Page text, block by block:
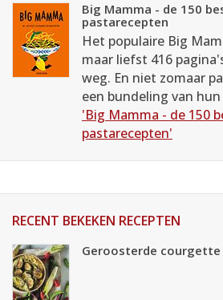
Big Mamma - de 150
pastarecepten
Het populaire Big
maar liefst 416
weg. En niet zomaar
een bundeling van
'Big Mamma - de 150
pastarecepten'
RECENT BEKEKEN RECEPTEN
Geroosterde